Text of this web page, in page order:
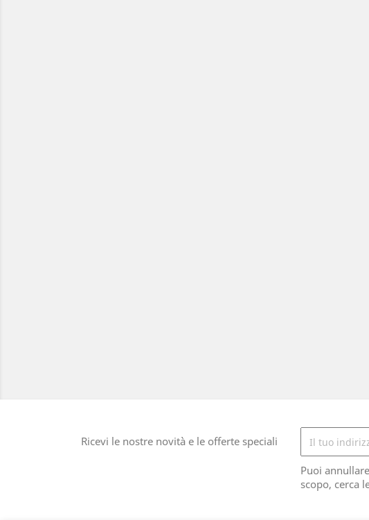
Ricevi le nostre novità e le offerte speciali
Puoi
scopo, cerca